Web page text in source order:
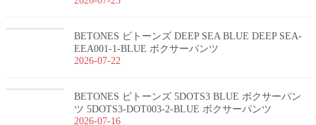
BETONES ビトーンズ DEEP SEA BLUE DEEP SEA-
EEA001-1-BLUE ボクサーパンツ
2026-07-22
BETONES ビトーンズ 5DOTS3 BLUE ボクサーパン
ツ 5DOTS3-DOT003-2-BLUE ボクサーパンツ
2026-07-16